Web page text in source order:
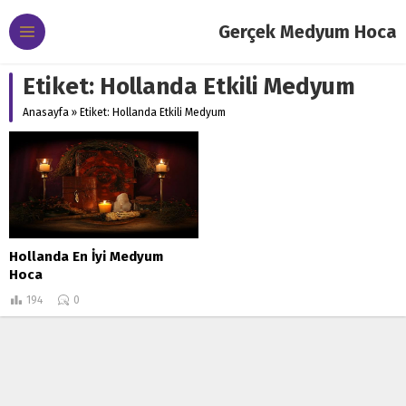
Gerçek Medyum Hoca
Etiket: Hollanda Etkili Medyum
Anasayfa » Etiket: Hollanda Etkili Medyum
Hollanda En İyi Medyum
Hoca
194 0